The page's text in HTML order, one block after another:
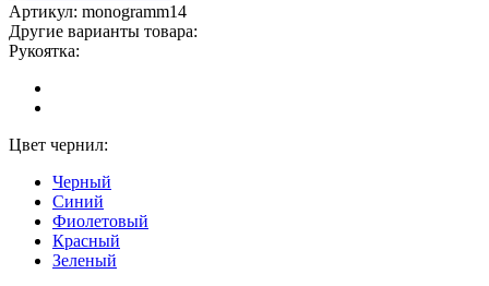
Артикул: monogramm14
Другие варианты товара:
Рукоятка:
Цвет чернил:
Черный
Синий
Фиолетовый
Красный
Зеленый